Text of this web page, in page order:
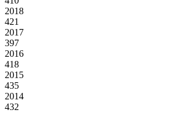
2018
421
2017
397
2016
418
2015
435
2014
432